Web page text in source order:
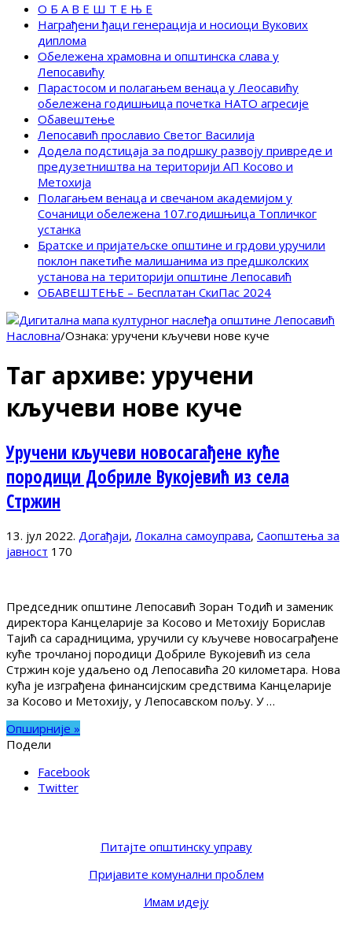
О Б А В Е Ш Т Е Њ Е
Награђени ђаци генерација и носиоци Вукових
диплома
Обележена храмовна и општинска слава у
Лепосавићу
Парастосом и полагањем венаца у Леосавићу
обележена годишњица почетка НАТО агресије
Обавештење
Лепосавић прославио Светог Василија
Додела подстицаја за подршку развоју привреде и
предузетништва на територији АП Косово и
Метохија
Полагањем венаца и свечаном академијом у
Сочаници обележена 107.годишњица Топличког
устанка
Братске и пријатељске општине и грдови уручили
поклон пакетиће малишанима из предшколских
установа на територији општине Лепосавић
ОБАВЕШТЕЊЕ – Бесплатан СкиПас 2024
Насловна/Ознака: уручени кључеви нове куче
Таг архиве: уручени
кључеви нове куче
Уручени кључеви новосагађене куће
породици Добриле Вукојевић из села
Стржин
13. јул 2022. Догађаји, Локална самоуправа, Саопштења за
јавност 170
Председник општине Лепосавић Зоран Тодић и заменик
директора Канцеларије за Косово и Метохију Борислав
Тајић са сарадницима, уручили су кључеве новосаграђене
куће трочланој породици Добриле Вукојевић из села
Стржин које удаљено од Лепосавића 20 километара. Нова
кућа је изграђена финансијским средствима Канцеларије
за Косово и Метохију, у Лепосавском пољу. У …
Опширније »
Подели
Facebook
Twitter
Питајте општинску управу
Пријавите комунални проблем
Имам идеју